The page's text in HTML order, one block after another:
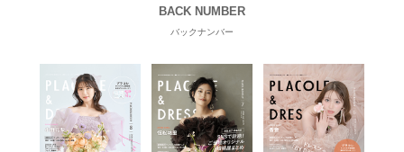
BACK NUMBER
バックナンバー